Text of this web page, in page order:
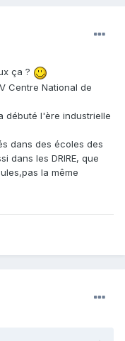
ça ?
Centre National de
débuté l'ère industrielle
dans des écoles des
dans les DRIRE, que
la même